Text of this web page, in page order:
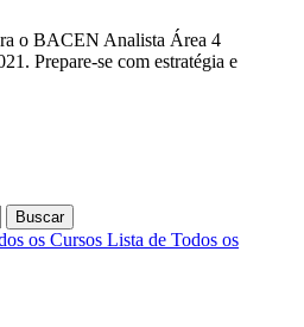
o BACEN Analista Área 4
Prepare-se com estratégia e
Buscar
os Cursos Lista de Todos os